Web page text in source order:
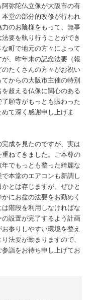
弥陀仏立像が大阪市の有
堂の部分的改修が行われ
のお陰様をもって、無事
要を執り行うことができ
町で地元の方々によって
、昨年末の記念法要（報
たくさんの方々がお祝い
からの大阪市主催の特別
超える仏像に関心のある
願寺がもっとも賑わった
て深く感謝申し上げま
成を見たのですが、実は
ねてきました。ご本尊の
でもっとも整った綺麗な
本堂のエアコンも新調し
とは存じますが、ぜひと
にお盆の法要をお勤めく
階段を利用しなければな
設置が完了するよう計画
参りしやすい環境を整え
法要が勤まりますので、
詣をお待ち申し上げてお